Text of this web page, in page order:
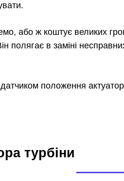
або ж коштує великих
полягає в заміні
положення
турбіни